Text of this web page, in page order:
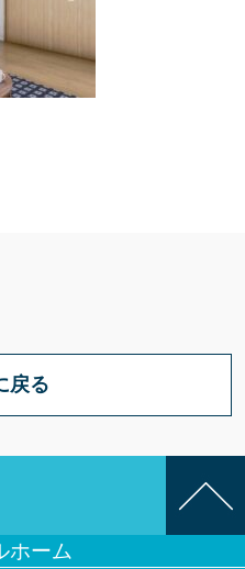
戻る
ホーム